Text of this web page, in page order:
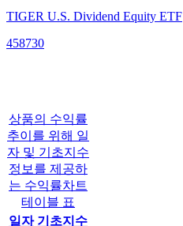
TIGER U.S. Dividend Equity ETF
458730
상품의 수익률
추이를 위해 일
자 및 기초지수
정보를 제공하
는 수익률차트
테이블 표
일자 기초지수